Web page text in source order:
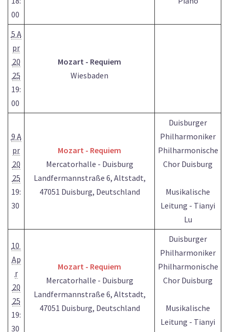
00
5 A
pr
20
25
19:
00
Mozart - Requiem
Wiesbaden
9 A
pr
20
25
19:
30
Mozart - Requiem
Mercatorhalle - Duisburg
Landfermannstraße 6, Altstadt,
47051 Duisburg, Deutschland
Duisburger
Philharmoniker
Philharmonische
Chor Duisburg
Musikalische
Leitung - Tianyi
Lu
10
Ap
r
20
25
19:
30
Mozart - Requiem
Mercatorhalle - Duisburg
Landfermannstraße 6, Altstadt,
47051 Duisburg, Deutschland
Duisburger
Philharmoniker
Philharmonische
Chor Duisburg
Musikalische
Leitung - Tianyi